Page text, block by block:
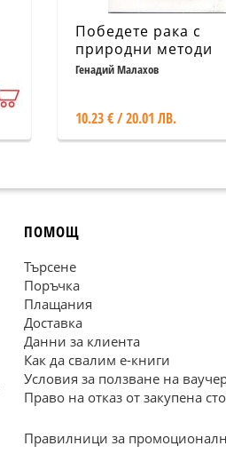
Победете рака с
природни методи
Генадий Малахов
10.23 € / 20.01 ЛВ.
ПОМОЩ
Търсене
Поръчка
Плащания
Доставка
Данни за клиента
Как да свалим е-книги
Условия за ползване на
Право на отказ от закупена
Правилници за